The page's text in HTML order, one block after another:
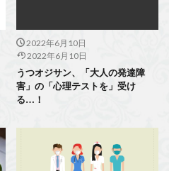
2022年6月10日
2022年6月10日
うつオジサン、「大人の発達障
害」の「心理テストを」受け
る…！